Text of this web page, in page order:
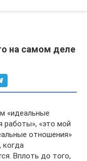
на самом деле
«идеальные
работы», «это мой
отношения»
когда
Вплоть до того,